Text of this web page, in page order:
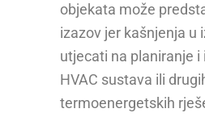
objekata može
izazov jer kašnjenja u
utjecati na planiranje
HVAC sustava ili
termoenergetskih